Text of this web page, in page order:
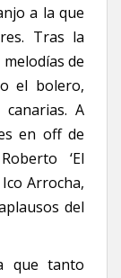
a la que
Tras la
de
el bolero,
canarias. A
en off de
‘El
Arrocha,
del
que tanto